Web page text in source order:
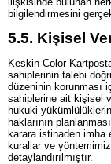
bilgilendirmesini
5.5. Kişisel
Keskin Color
sahiplerinin talebi
düzeninin korunması
sahiplerine ait kişisel
hukuki
haklarının
karara istinaden imha
kurallar ve
detaylandırılmıştır.